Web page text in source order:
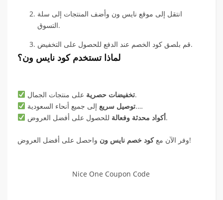
انتقل إلى موقع نايس ون وأضف المنتجات إلى سلة
التسوق.
قم بلصق كود الخصم عند الدفع للحصول على التخفيض.
لماذا تستخدم كود نايس ون؟
تخفيضات حصريةعلى منتجات الجمال.
توصيل سريعإلى جميع أنحاء السعودية.
أكواد محدثة وفعالةللحصول على أفضل العروض.
وفر الآن معكود خصم نايس ون واحصل على أفضل العروض!
Nice One Coupon Code